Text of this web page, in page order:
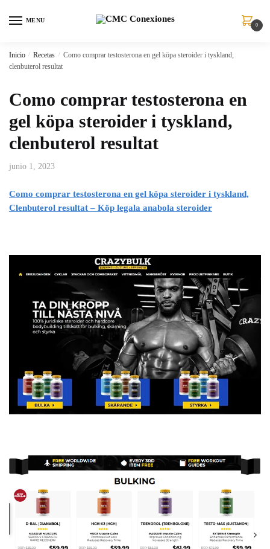
MENU
0
Inicio / Recetas / Como comprar testosterona en gel köpa steroider i tyskland,
clenbuterol resultat
Como comprar testosterona en
gel köpa steroider i tyskland,
clenbuterol resultat
junio 1, 2023
Como comprar testosterona en gel köpa steroider i tyskland,
Clenbuterol resultat – Köp legala anabola steroider